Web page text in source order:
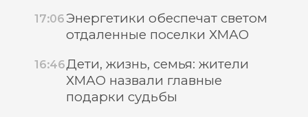
17:06 Энергетики обеспечат светом
отдаленные поселки ХМАО
16:46Дети, жизнь, семья: жители
ХМАО назвали главные
подарки судьбы